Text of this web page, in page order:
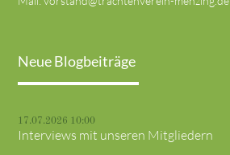
Neue Blogbeiträge
17.07.2026 10:00
Interviews mit unseren Mitgliedern